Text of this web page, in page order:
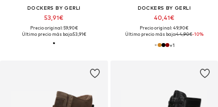
DOCKERS BY GERLI
53,91€
Precio original: 59,90€
Último precio más bajo:53,91€
DOCKERS BY GERLI
40,41€
Precio original: 49,90€
Último precio más bajo:44,90€-10%
+1